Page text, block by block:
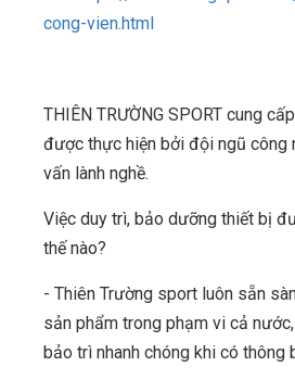
cong-vien.html
THIÊN TRƯỜNG SPORT cung
được thực hiện bởi đội ngũ công
vấn lành nghề.
Việc duy trì, bảo dưỡng thiết bị
thế nào?
- Thiên Trường sport luôn sẵn
sản phẩm trong phạm vi cả
bảo trì nhanh chóng khi có thông